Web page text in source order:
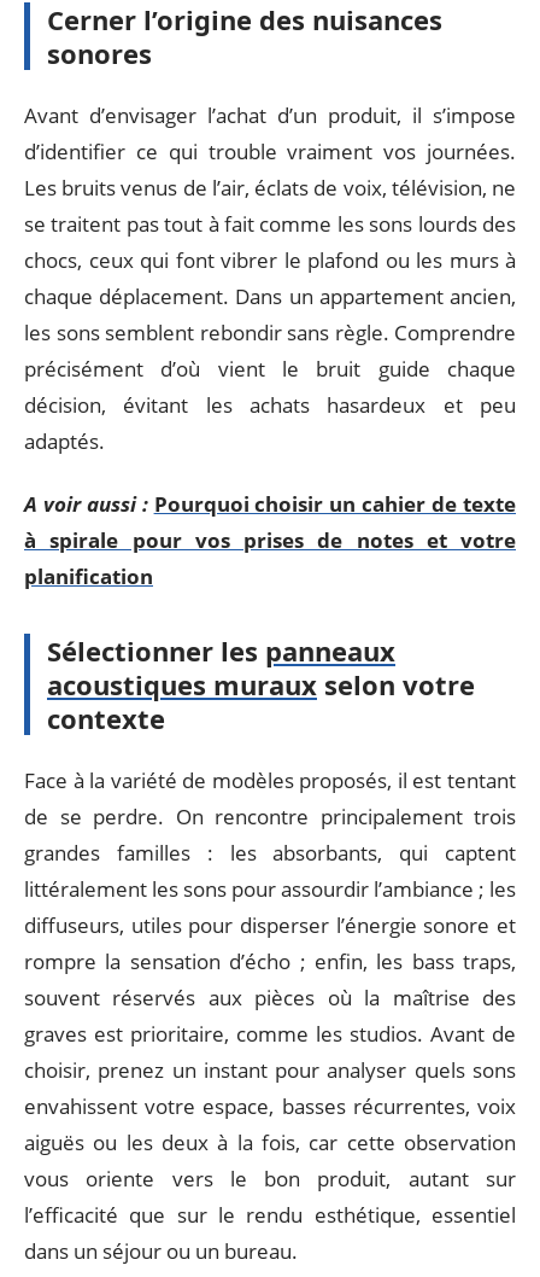
Cerner l’origine des nuisances
sonores
Avant d’envisager l’achat d’un produit, il s’impose
d’identifier ce qui trouble vraiment vos journées.
Les bruits venus de l’air, éclats de voix, télévision, ne
se traitent pas tout à fait comme les sons lourds des
chocs, ceux qui font vibrer le plafond ou les murs à
chaque déplacement. Dans un appartement ancien,
les sons semblent rebondir sans règle. Comprendre
précisément d’où vient le bruit guide chaque
décision, évitant les achats hasardeux et peu
adaptés.
A voir aussi : Pourquoi choisir un cahier de texte
à spirale pour vos prises de notes et votre
planification
Sélectionner les panneaux
acoustiques muraux selon votre
contexte
Face à la variété de modèles proposés, il est tentant
de se perdre. On rencontre principalement trois
grandes familles : les absorbants, qui captent
littéralement les sons pour assourdir l’ambiance ; les
diffuseurs, utiles pour disperser l’énergie sonore et
rompre la sensation d’écho ; enfin, les bass traps,
souvent réservés aux pièces où la maîtrise des
graves est prioritaire, comme les studios. Avant de
choisir, prenez un instant pour analyser quels sons
envahissent votre espace, basses récurrentes, voix
aiguës ou les deux à la fois, car cette observation
vous oriente vers le bon produit, autant sur
l’efficacité que sur le rendu esthétique, essentiel
dans un séjour ou un bureau.